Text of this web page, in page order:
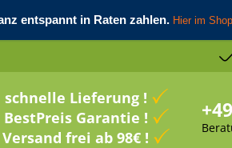
schnelle Lieferung !
BestPreis Garantie !
Versand frei ab 98€ !